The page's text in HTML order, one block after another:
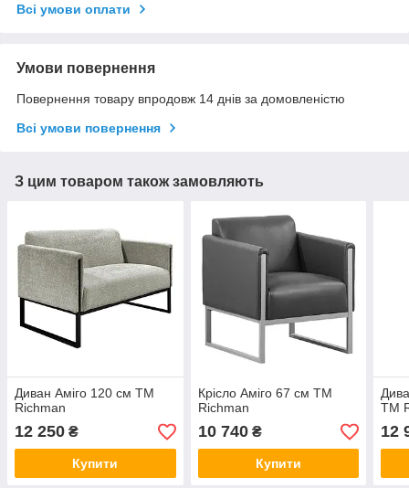
Всі умови оплати
Умови повернення
Повернення товару впродовж 14 днів за домовленістю
Всі умови повернення
З цим товаром також замовляють
Диван Аміго 120 см ТМ
Richman
12 250 ₴
Купити
Крісло Аміго 67 см ТМ
Richman
10 740₴
Купити
ТМ
12